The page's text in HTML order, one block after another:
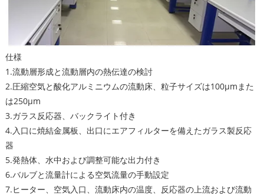
仕様
1.流動層形成と流動層内の熱伝達の検討
2.圧縮空気と酸化アルミニウムの流動床、粒子サイズは100µmまた
は250µm
3.ガラス反応器、バックライト付き
4.入口に焼結金属板、出口にエアフィルターを備えたガラス製反応
器
5.発熱体、水中および調整可能な出力付き
6.バルブと流量計による空気流量の手動設定
7.ヒーター、空気入口、流動床内の温度、反応器の上流および流動